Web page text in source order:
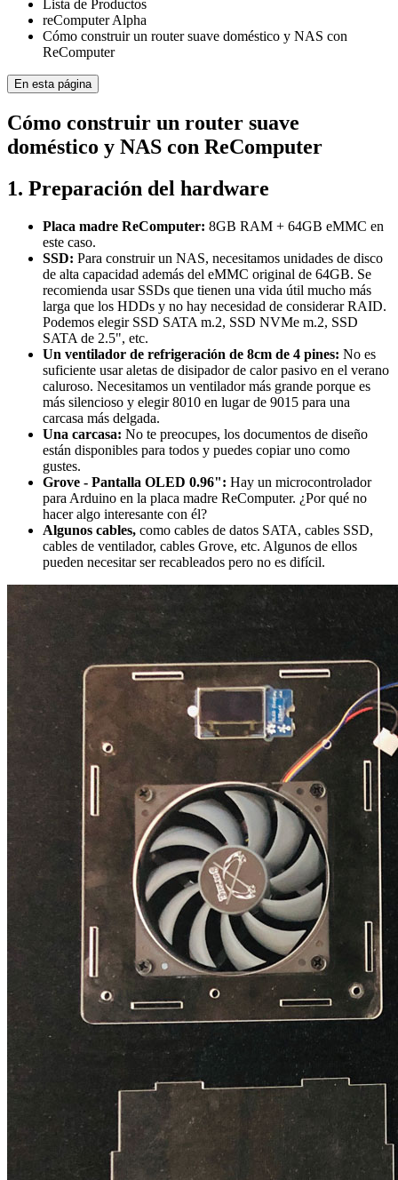
Lista de Productos
reComputer Alpha
Cómo construir un router suave doméstico y NAS con
ReComputer
En esta página
Cómo construir un router suave
doméstico y NAS con ReComputer
1. Preparación del hardware
Placa madre ReComputer: 8GB RAM + 64GB eMMC en
este caso.
SSD: Para construir un NAS, necesitamos unidades de disco
de alta capacidad además del eMMC original de 64GB. Se
recomienda usar SSDs que tienen una vida útil mucho más
larga que los HDDs y no hay necesidad de considerar RAID.
Podemos elegir SSD SATA m.2, SSD NVMe m.2, SSD
SATA de 2.5", etc.
Un ventilador de refrigeración de 8cm de 4 pines: No es
suficiente usar aletas de disipador de calor pasivo en el verano
caluroso. Necesitamos un ventilador más grande porque es
más silencioso y elegir 8010 en lugar de 9015 para una
carcasa más delgada.
Una carcasa: No te preocupes, los documentos de diseño
están disponibles para todos y puedes copiar uno como
gustes.
Grove - Pantalla OLED 0.96": Hay un microcontrolador
para Arduino en la placa madre ReComputer. ¿Por qué no
hacer algo interesante con él?
Algunos cables, como cables de datos SATA, cables SSD,
cables de ventilador, cables Grove, etc. Algunos de ellos
pueden necesitar ser recableados pero no es difícil.